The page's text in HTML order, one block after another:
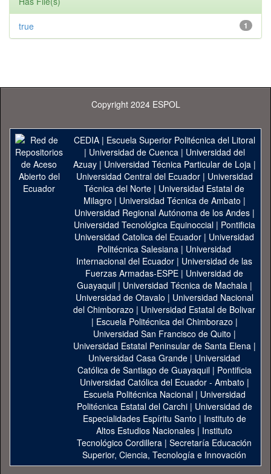
1
true
Copyright 2024 ESPOL
CEDIA| Escuela Superior Politécnica del Litoral
| Universidad de Cuenca| Universidad del
Azuay| Universidad Técnica Particular de Loja|
Universidad Central del Ecuador| Universidad
Técnica del Norte | Universidad Estatal de
Milagro | Universidad Técnica de Ambato |
Universidad Regional Autónoma de los Andes|
Universidad Tecnológica Equinoccial| Pontificia
Universidad Catolica del Ecuador | Universidad
Politécnica Salesiana | Universidad
Internacional del Ecuador | Universidad de las
Fuerzas Armadas-ESPE | Universidad de
Guayaquil| Universidad Técnica de Machala|
Universidad de Otavalo | Universidad Nacional
del Chimborazo | Universidad Estatal de Bolivar
| Escuela Politécnica del Chimborazo |
Universidad San Francisco de Quito |
Universidad Estatal Peninsular de Santa Elena|
Universidad Casa Grande | Universidad
Católica de Santiago de Guayaquil| Pontificia
Universidad Católica del Ecuador - Ambato |
Escuela Politécnica Nacional| Universidad
Politécnica Estatal del Carchi| Universidad de
Especialidades Espíritu Santo | Instituto de
Altos Estudios Nacionales | Instituto
Tecnológico Cordillera | Secretaría Educación
Superior, Ciencia, Tecnología e Innovación